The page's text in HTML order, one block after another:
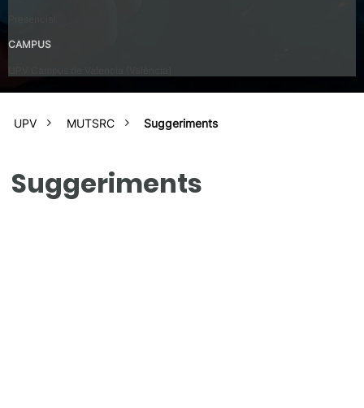
CAMPUS
UPV MUTSRC Suggeriments
Suggeriments